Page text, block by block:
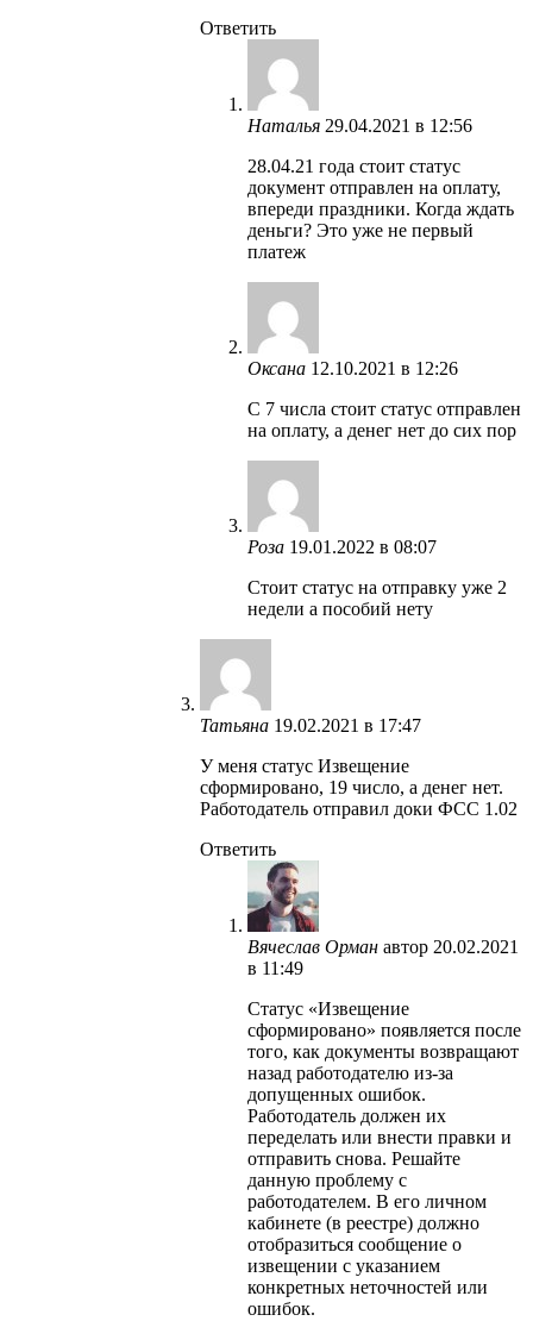
Ответить
Наталья 29.04.2021 в 12:56
28.04.21 года стоит статус
документ отправлен на оплату,
впереди праздники. Когда ждать
деньги? Это уже не первый
платеж
Оксана 12.10.2021 в 12:26
С 7 числа стоит статус отправлен
на оплату, а денег нет до сих пор
Роза 19.01.2022 в 08:07
Стоит статус на отправку уже 2
недели а пособий нету
Татьяна 19.02.2021 в 17:47
У меня статус Извещение
сформировано, 19 число, а денег нет.
Работодатель отправил доки ФСС 1.02
Ответить
Вячеслав Орман автор 20.02.2021
в 11:49
Статус «Извещение
сформировано» появляется после
того, как документы возвращают
назад работодателю из-за
допущенных ошибок.
Работодатель должен их
переделать или внести правки и
отправить снова. Решайте
данную проблему с
работодателем. В его личном
кабинете (в реестре) должно
отобразиться сообщение о
извещении с указанием
конкретных неточностей или
ошибок.